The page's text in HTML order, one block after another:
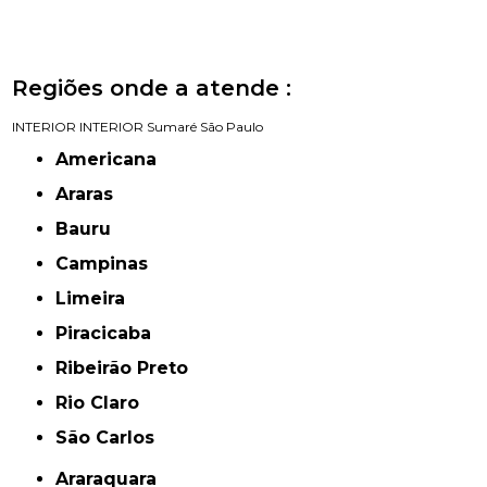
Regiões onde a atende :
INTERIOR INTERIOR Sumaré São Paulo
Americana
Araras
Bauru
Campinas
Limeira
Piracicaba
Ribeirão Preto
Rio Claro
São Carlos
Araraquara